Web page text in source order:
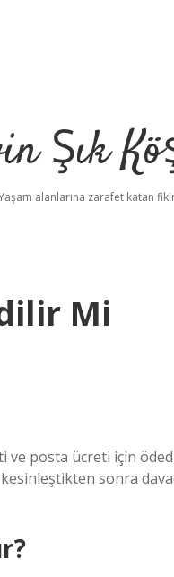
Şık
alanlarına zarafet katan
Mi
ve posta ücreti için
sonra